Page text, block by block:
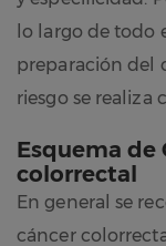
lo largo de todo
preparación del
riesgo se realiza
Esquema de
colorrectal
En general se
cáncer